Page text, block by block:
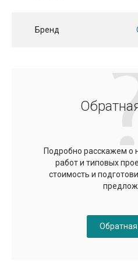
Бренд
Подробно расскажем о
работ и типовых
стоимость и
Обратная